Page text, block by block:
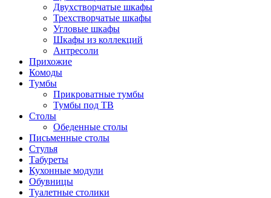
Двухстворчатые шкафы
Трехстворчатые шкафы
Угловые шкафы
Шкафы из коллекций
Антресоли
Прихожие
Комоды
Тумбы
Прикроватные тумбы
Тумбы под ТВ
Столы
Обеденные столы
Письменные столы
Стулья
Табуреты
Кухонные модули
Обувницы
Туалетные столики